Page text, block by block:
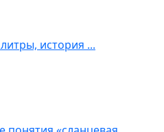
история ...